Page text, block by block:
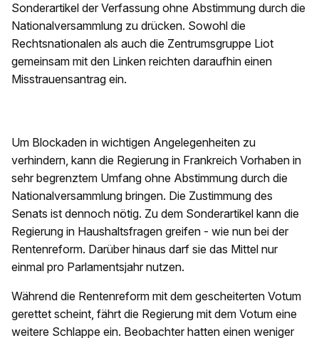
Sonderartikel der Verfassung ohne Abstimmung durch die
Nationalversammlung zu drücken. Sowohl die
Rechtsnationalen als auch die Zentrumsgruppe Liot
gemeinsam mit den Linken reichten daraufhin einen
Misstrauensantrag ein.
Um Blockaden in wichtigen Angelegenheiten zu
verhindern, kann die Regierung in Frankreich Vorhaben in
sehr begrenztem Umfang ohne Abstimmung durch die
Nationalversammlung bringen. Die Zustimmung des
Senats ist dennoch nötig. Zu dem Sonderartikel kann die
Regierung in Haushaltsfragen greifen - wie nun bei der
Rentenreform. Darüber hinaus darf sie das Mittel nur
einmal pro Parlamentsjahr nutzen.
Während die Rentenreform mit dem gescheiterten Votum
gerettet scheint, fährt die Regierung mit dem Votum eine
weitere Schlappe ein. Beobachter hatten einen weniger